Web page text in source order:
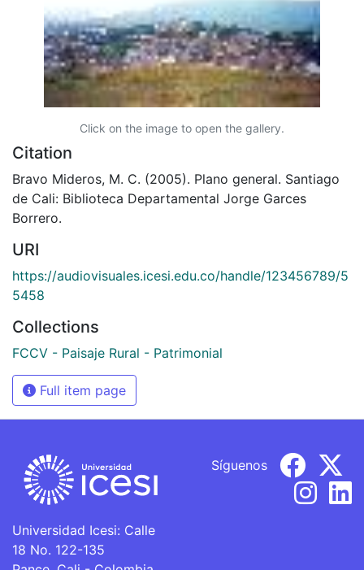
Click on the image to open the gallery.
Citation
Bravo Mideros, M. C. (2005). Plano general. Santiago
de Cali: Biblioteca Departamental Jorge Garces
Borrero.
URI
https://audiovisuales.icesi.edu.co/handle/123456789/5
5458
Collections
FCCV - Paisaje Rural - Patrimonial
Full item page
Universidad Icesi: Calle
18 No. 122-135
Síguenos